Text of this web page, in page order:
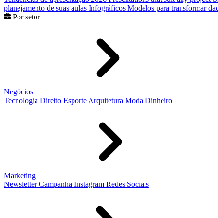
planejamento de suas aulas Infográficos Modelos para transformar
Por setor
Negócios
Tecnologia Direito Esporte Arquitetura Moda Dinheiro
Marketing
Newsletter Campanha Instagram Redes Sociais